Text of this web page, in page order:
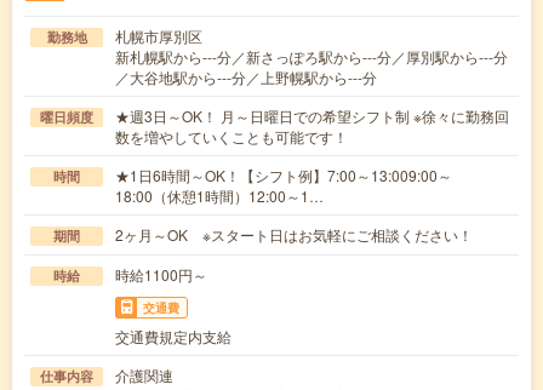
勤務地
札幌市厚別区
新札幌駅から---分／新さっぽろ駅から---分／厚別駅から---分
／大谷地駅から---分／上野幌駅から---分
曜日頻度
★週3日～OK！ 月～日曜日での希望シフト制 ※徐々に勤務回
数を増やしていくことも可能です！
時間
★1日6時間～OK！【シフト例】7:00～13:009:00～
18:00（休憩1時間）12:00～1…
期間 2ヶ月～OK ※スタート日はお気軽にご相談ください！
時給 時給1100円～
交通費
交通費規定内支給
仕事内容
介護関連